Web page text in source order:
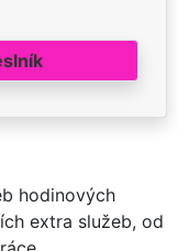
hodinových
extra služeb, od